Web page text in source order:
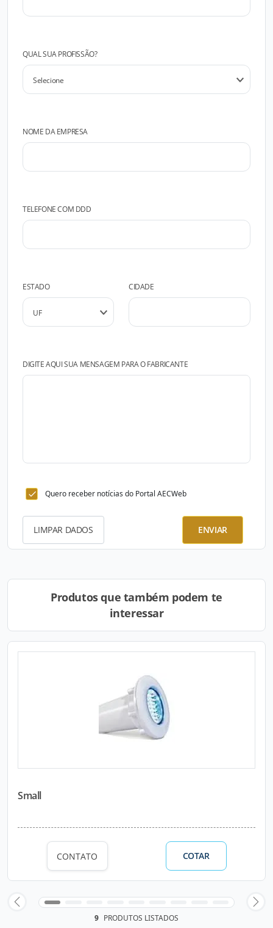
QUAL SUA PROFISSÃO?
NOME DA EMPRESA
TELEFONE COM DDD
ESTADO CIDADE
DIGITE AQUI SUA MENSAGEM PARA O FABRICANTE
Quero receber notícias do Portal AECWeb
LIMPAR DADOS ENVIAR
Produtos que também podem te
interessar
Small
CONTATO COTAR
9 PRODUTOS LISTADOS